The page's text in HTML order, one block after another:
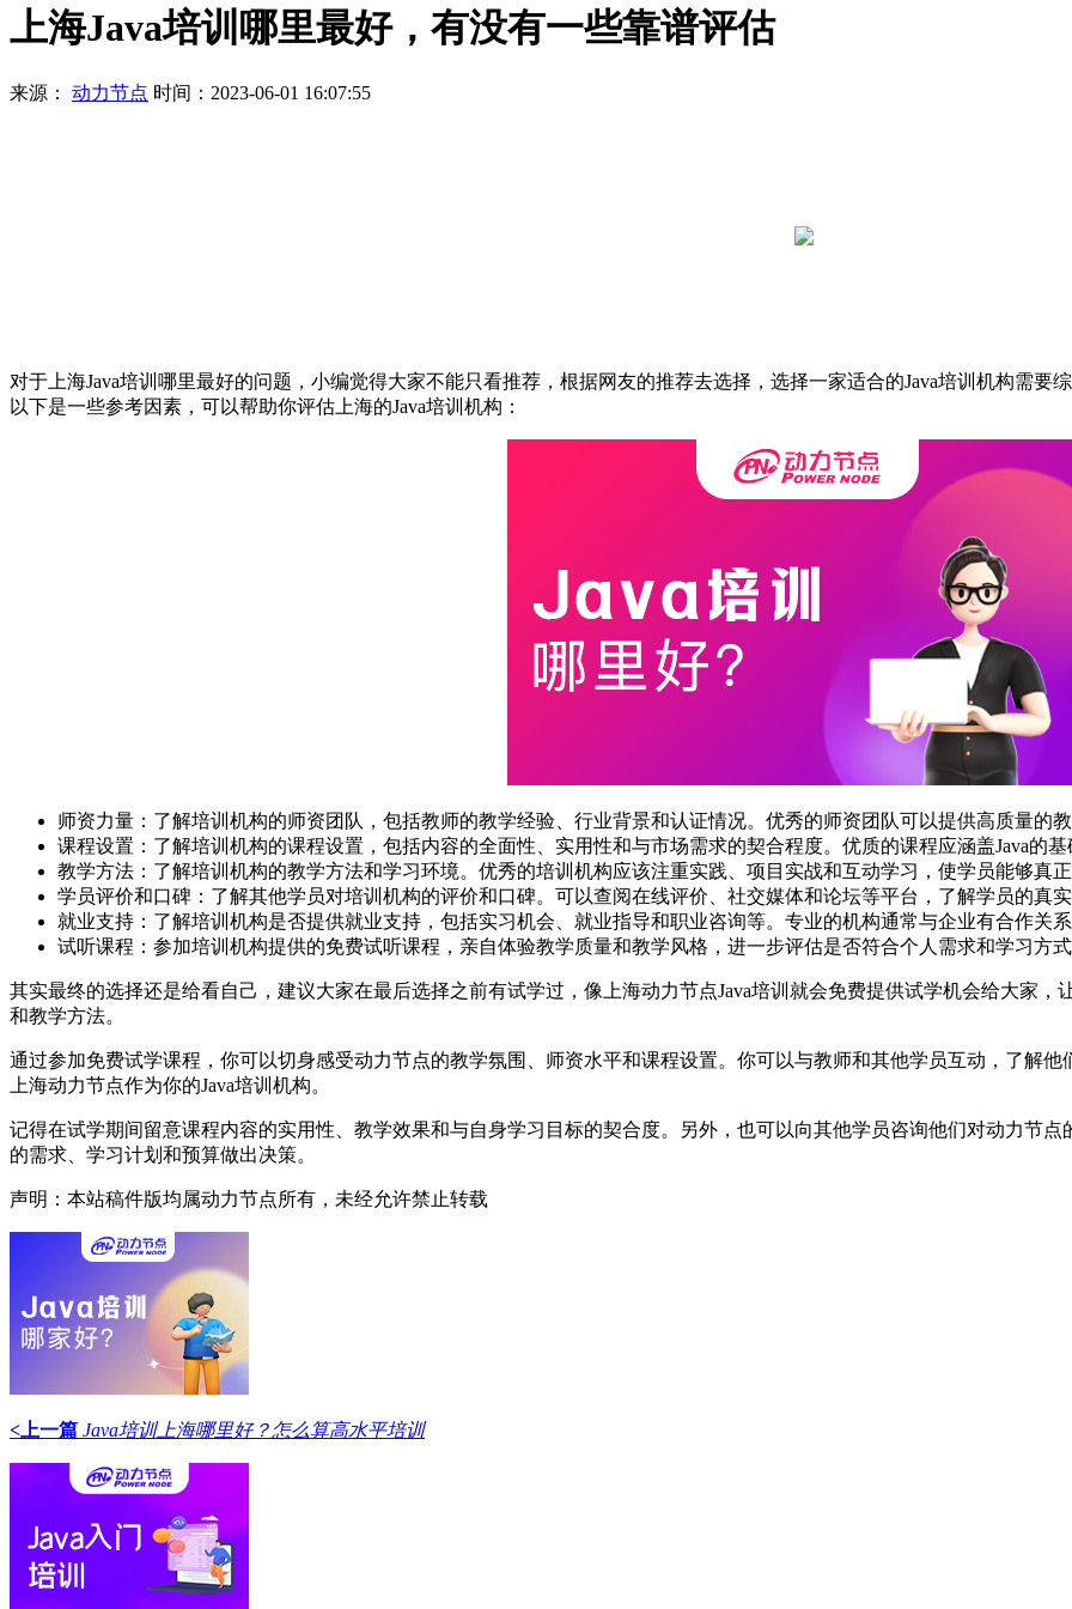
上海Java培训哪里最好，有没有一些靠谱评估
来源： 动力节点 时间：2023-06-01 16:07:55
对于上海Java培训哪里最好的问题，小编觉得大家不能只看推荐，根据网友的推荐去选择，选择一家适合的Java培训机构需
以下是一些参考因素，可以帮助你评估上海的Java培训机构：
师资力量：了解培训机构的师资团队，包括教师的教学经验、行业背景和认证情况。优秀的师资团队可以提供高质量的
课程设置：了解培训机构的课程设置，包括内容的全面性、实用性和与市场需求的契合程度。优质的课程应涵盖Java的
教学方法：了解培训机构的教学方法和学习环境。优秀的培训机构应该注重实践、项目实战和互动学习，使学员能够真
学员评价和口碑：了解其他学员对培训机构的评价和口碑。可以查阅在线评价、社交媒体和论坛等平台，了解学员的真
就业支持：了解培训机构是否提供就业支持，包括实习机会、就业指导和职业咨询等。专业的机构通常与企业有合作关
试听课程：参加培训机构提供的免费试听课程，亲自体验教学质量和教学风格，进一步评估是否符合个人需求和学习方
其实最终的选择还是给看自己，建议大家在最后选择之前有试学过，像上海动力节点Java培训就会免费提供试学机会给大家
和教学方法。
通过参加免费试学课程，你可以切身感受动力节点的教学氛围、师资水平和课程设置。你可以与教师和其他学员互动，了解
上海动力节点作为你的Java培训机构。
记得在试学期间留意课程内容的实用性、教学效果和与自身学习目标的契合度。另外，也可以向其他学员咨询他们对动力节
的需求、学习计划和预算做出决策。
声明：本站稿件版均属动力节点所有，未经允许禁止转载
<上一篇 Java培训上海哪里好？怎么算高水平培训